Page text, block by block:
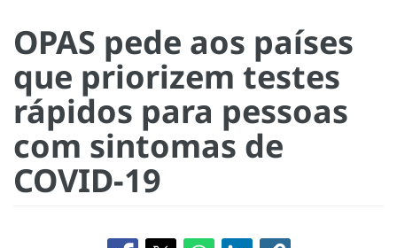
OPAS pede aos países
que priorizem testes
rápidos para pessoas
com sintomas de
COVID-19